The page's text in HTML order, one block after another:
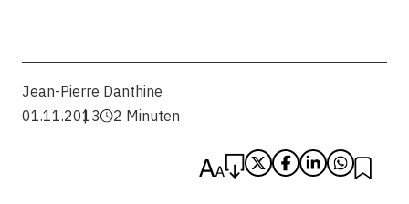
Jean-Pierre Danthine
01.11.2013
2 Minuten